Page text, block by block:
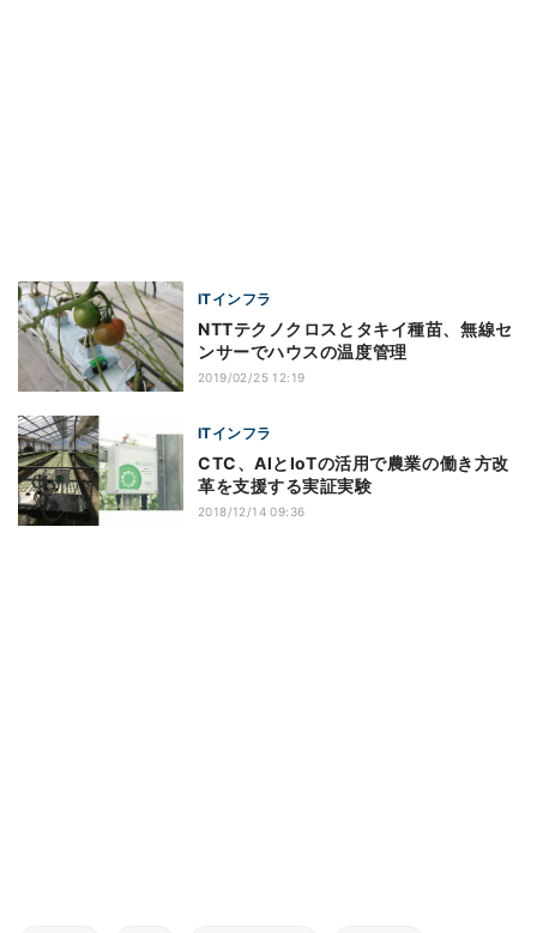
ITインフラ
NTTテクノクロスとタキイ種苗、無線セ
ンサーでハウスの温度管理
2019/02/25 12:19
ITインフラ
CTC、AIとIoTの活用で農業の働き方改
革を支援する実証実験
2018/12/14 09:36